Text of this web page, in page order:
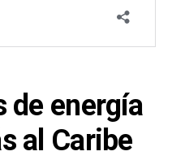
de energía
al Caribe